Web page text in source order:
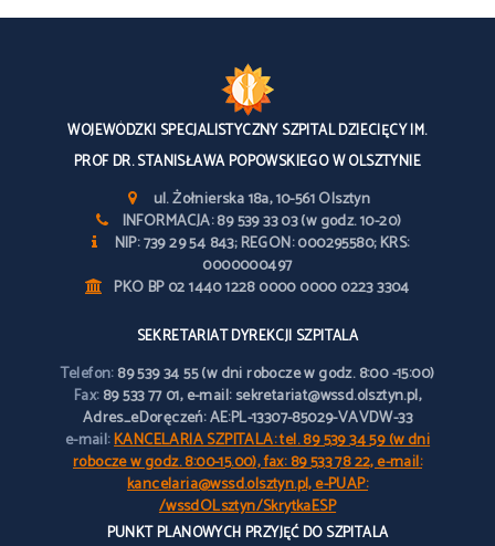
WOJEWÓDZKI SPECJALISTYCZNY SZPITAL DZIECIĘCY IM.
PROF DR. STANISŁAWA POPOWSKIEGO W OLSZTYNIE
ul. Żołnierska 18a, 10-561 Olsztyn
INFORMACJA: 89 539 33 03 (w godz. 10-20)
NIP: 739 29 54 843; REGON: 000295580; KRS:
0000000497
PKO BP 02 1440 1228 0000 0000 0223 3304
SEKRETARIAT DYREKCJI SZPITALA
Telefon:89 539 34 55 (w dni robocze w godz. 8:00 -15:00)
Fax:89 533 77 01, e-mail: sekretariat@wssd.olsztyn.pl,
Adres_eDoręczeń: AE:PL-13307-85029-VAVDW-33
e-mail:KANCELARIA SZPITALA: tel. 89 539 34 59 (w dni
robocze w godz. 8:00-15.00), fax: 89 533 78 22, e-mail:
kancelaria@wssd.olsztyn.pl, e-PUAP:
/wssdOLsztyn/SkrytkaESP
PUNKT PLANOWYCH PRZYJĘĆ DO SZPITALA